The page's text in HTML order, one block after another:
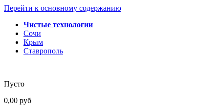
Перейти к основному содержанию
Чистые технологии
Сочи
Крым
Ставрополь
Пусто
0,00 руб